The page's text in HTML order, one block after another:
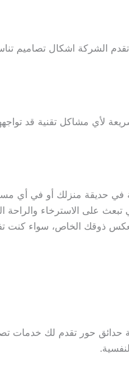
تقدم الشركة اشكال تصاميم
لأي مشاكل تقنية قد
في حديقة منزلك أو في أي
على الاسترخاء والراحة
ذوقك الخاص، سواء كنت
حور تقدم لك خدمات